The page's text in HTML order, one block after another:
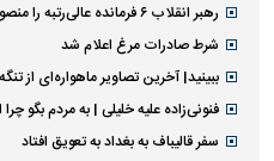
رهبر انقلاب ۶ فرمانده عالی‌رتبه را منصوب کردند
شرط صادرات مرغ اعلام شد
ببینید| آخرین تصاویر ماهواره‌ای از
فنونی‌زاده علیه خلیلی | به مردم بگو
سفر قالیباف به بغداد به تعویق افتاد